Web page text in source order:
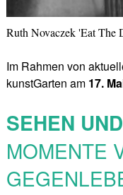
Ruth Novaczek 'Eat The
Im Rahmen von
kunstGarten am 17.
SEHEN
MOMENTE